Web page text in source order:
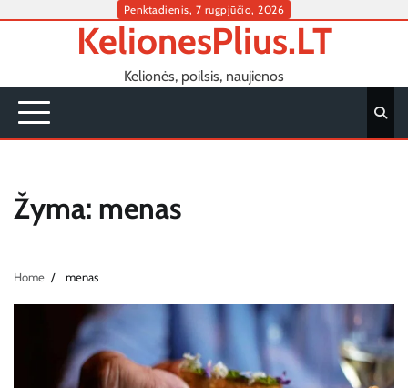
Penktadienis, 7 rugpjūčio, 2026
KelionesPlius.LT
Kelionės, poilsis, naujienos
Žyma: menas
Home menas